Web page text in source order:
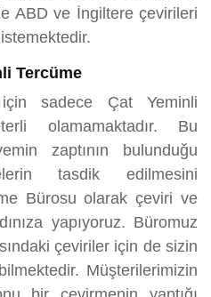
ABD ve İngiltere çevirileri
Tercüme
sadece Çat Yeminli
olamamaktadır. Bu
zaptının bulunduğu
tasdik edilmesini
Bürosu olarak çeviri ve
yapıyoruz. Büromuz
çeviriler için de sizin
Müşterilerimizin